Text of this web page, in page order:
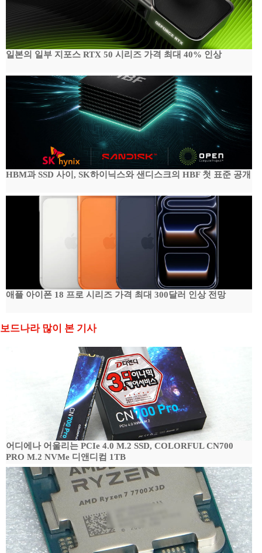
일본의 일부 지포스 RTX 50 시리즈 가격 최대 40% 인상
HBM과 SSD 사이, SK하이닉스와 샌디스크의 HBF 첫 표준 공개
애플 아이폰 18 프로 시리즈 가격 최대 300달러 인상 전망
보드나라 많이 본 기사
어디에나 어울리는 PCIe 4.0 M.2 SSD, COLORFUL CN700
PRO M.2 NVMe 디앤디컴 1TB